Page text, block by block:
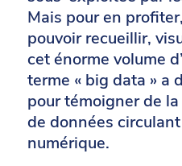
Mais pour en
pouvoir recueillir,
cet énorme volume
terme « big data » a
pour témoigner de
de données
numérique.